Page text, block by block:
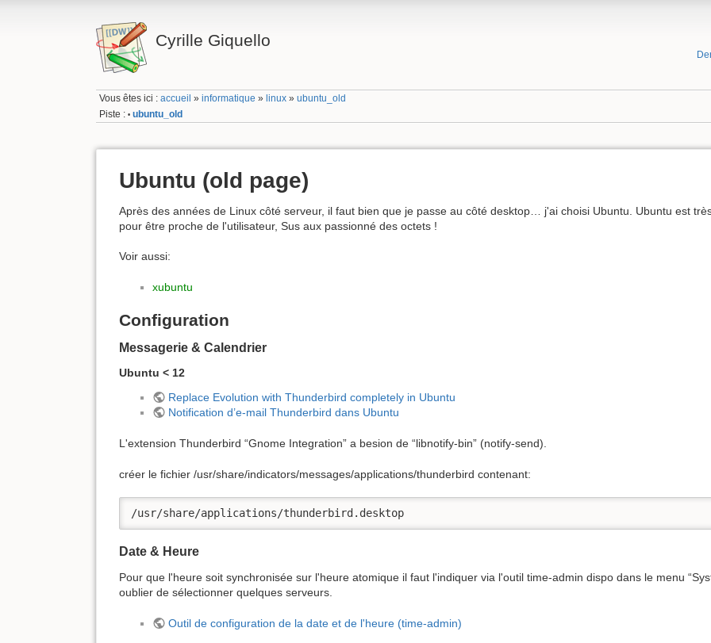
Cyrille Giquello
Vous êtes ici :accueil »informatique » linux »ubuntu_old
Piste : • ubuntu_old
Ubuntu (old page)
Après des années de Linux côté serveur, il faut bien que je passe au côté desktop… j'ai choisi Ubuntu. Ubuntu est
pour être proche de l'utilisateur, Sus aux passionné des octets !
Voir aussi:
xubuntu
Configuration
Messagerie & Calendrier
Ubuntu < 12
Replace Evolution with Thunderbird completely in Ubuntu
Notification d’e-mail Thunderbird dans Ubuntu
L'extension Thunderbird “Gnome Integration” a besion de “libnotify-bin” (notify-send).
créer le fichier /usr/share/indicators/messages/applications/thunderbird contenant:
/usr/share/applications/thunderbird.desktop
Date & Heure
Pour que l'heure soit synchronisée sur l'heure atomique il faut l'indiquer via l'outil time-admin dispo dans le menu
oublier de sélectionner quelques serveurs.
Outil de configuration de la date et de l'heure (time-admin)